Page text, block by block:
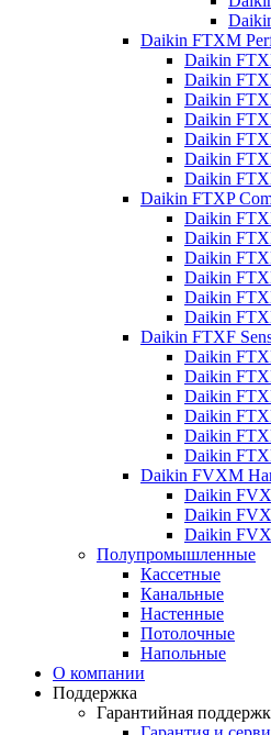
Daikin FTXM
Daikin
Daikin
Daikin
Daikin
Daikin
Daikin
Daikin
Daikin FTXP
Daikin
Daikin
Daikin
Daikin
Daikin
Daikin
Daikin FTXF
Daikin
Daikin
Daikin
Daikin
Daikin
Daikin
Daikin FVXM
Daikin
Daikin
Daikin
Полупромышленные
Кассетные
Канальные
Настенные
Потолочные
Напольные
О компании
Поддержка
Гарантийная